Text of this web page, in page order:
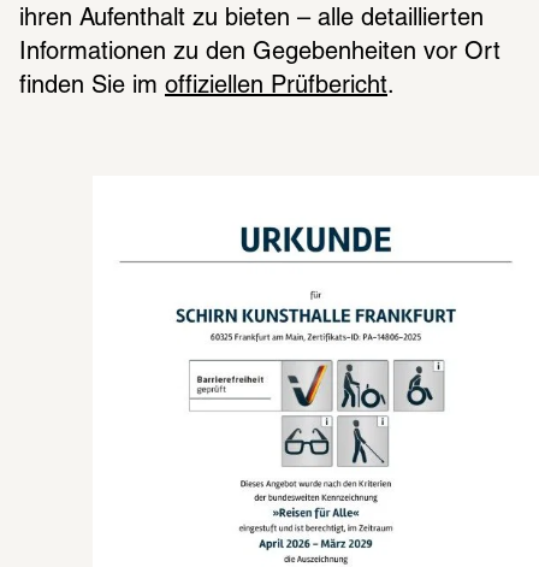
ihren Aufenthalt zu bieten – alle detaillierten
Informationen zu den Gegebenheiten vor Ort
finden Sie im offiziellen Prüfbericht.